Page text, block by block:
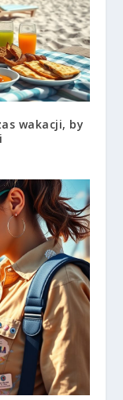
wakacji, by